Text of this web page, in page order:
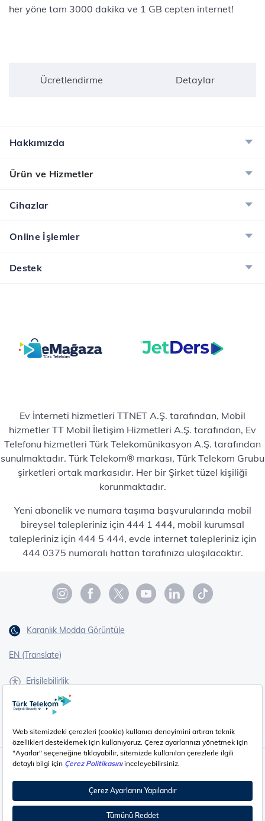
her yöne tam 3000 dakika ve 1 GB cepten internet!
Ücretlendirme Detaylar
Hakkımızda
Ürün ve Hizmetler
Cihazlar
Online İşlemler
Destek
Ev İnterneti hizmetleri TTNET A.Ş. tarafından, Mobil
hizmetler TT Mobil İletişim Hizmetleri A.Ş. tarafından, Ev
Telefonu hizmetleri Türk Telekomünikasyon A.Ş. tarafından
sunulmaktadır. Türk Telekom® markası, Türk Telekom Grubu
şirketleri ortak markasıdır. Her bir Şirket tüzel kişiliği
korunmaktadır.
Yeni abonelik ve numara taşıma başvurularında mobil
bireysel talepleriniz için 444 1 444, mobil kurumsal
talepleriniz için 444 5 444, evde internet talepleriniz için
444 0375 numaralı hattan tarafınıza ulaşılacaktır.
Karanlık Modda Görüntüle
EN (Translate)
Erişilebilirlik
İşaret Dili Çevirisi
Çerez Ayarları